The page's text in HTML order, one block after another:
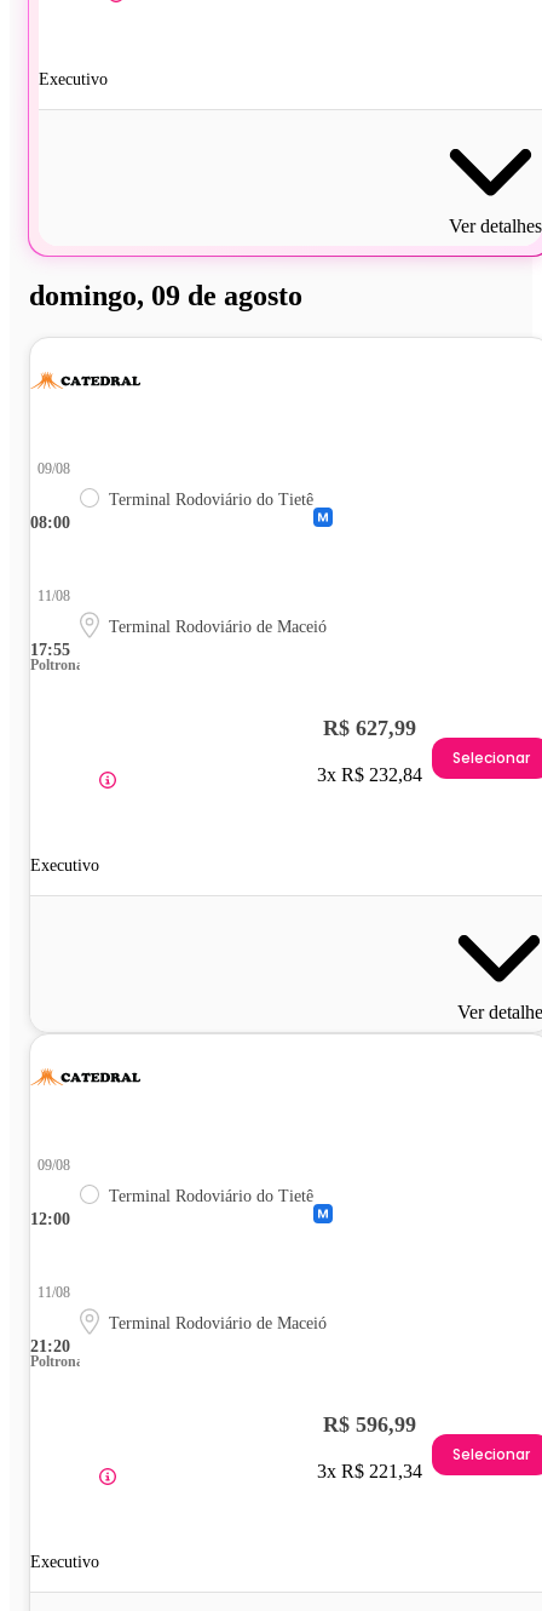
Executivo
Ver detalhes
domingo, 09 de agosto
08:00
09/08
Terminal Rodoviário do Tietê
17:55
11/08
Terminal Rodoviário de Maceió
Poltrona
Executivo
R$ 627,99
3x R$ 232,84
Selecionar
Ver
12:00
09/08
Terminal Rodoviário do Tietê
21:20
11/08
Terminal Rodoviário de Maceió
Poltrona
Executivo
R$ 596,99
3x R$ 221,34
Selecionar